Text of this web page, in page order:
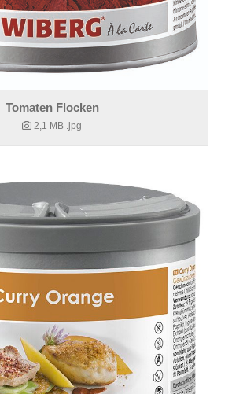
Tomaten Flocken
2,1 MB .jpg